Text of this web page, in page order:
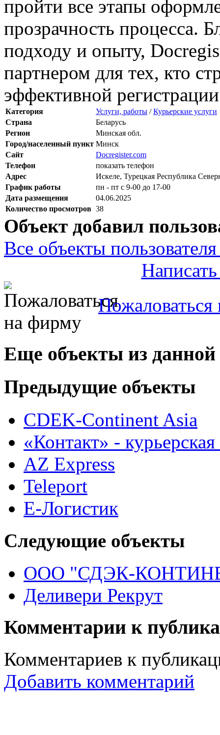
пройти все этапы
прозрачность процесса.
подходу и опыту,
партнером для тех, кто
эффективной
Категория Услуги, работы /Курьерские услуги
Страна
Беларусь
Регион
Минская обл.
Город/населенный пункт Минск
Сайт
Docregister.com
Телефон
показать телефон
Адрес
Искеле, Турецкая Республика
График работы
пн - пт с 9-00 до 17-00
Дата размещения
04.06.2025
Количество просмотров 38
Объект добавил
Все объекты
Еще объекты из данной
Предыдущие объекты
CDEK-Continent Asia
«Контакт» -
AZ Express
Teleport
Е-Логистик
Следующие объекты
ООО "СДЭК-
Деливери Рекрут
Комментарии к
Комментариев к
Добавить комментарий